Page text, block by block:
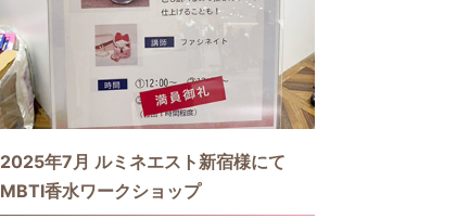
2025年7月 ルミネエスト新宿様にて
MBTI香水ワークショップ